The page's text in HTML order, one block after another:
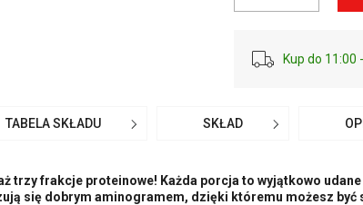
Kup do 11:00
TABELA SKŁADU SKŁAD
trzy frakcje proteinowe! Każda porcja to wyjątkowo
się dobrym aminogramem, dzięki któremu możesz